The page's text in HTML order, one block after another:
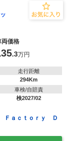
両価格
.3万円
走行距離
294Km
車検/自賠責
検2027/02
Ｆａｃｔｏｒｙ Ｄ